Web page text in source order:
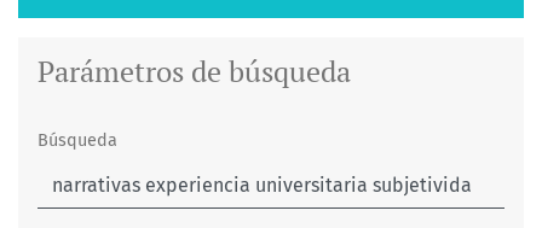
Parámetros de búsqueda
Búsqueda